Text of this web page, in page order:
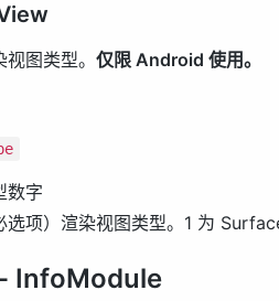
图类型。 仅限 Android 使用。
数字
选项）渲染视图类型。1 为
InfoModule